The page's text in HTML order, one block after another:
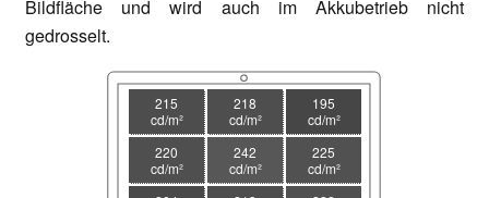
Bildfläche und wird auch im Akkubetrieb nicht
gedrosselt.
215
cd/m²
218
cd/m²
195
cd/m²
220
cd/m²
242
cd/m²
225
cd/m²